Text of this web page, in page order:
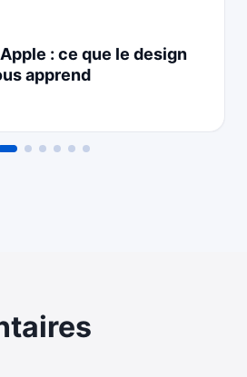
: ce que le design
apprend